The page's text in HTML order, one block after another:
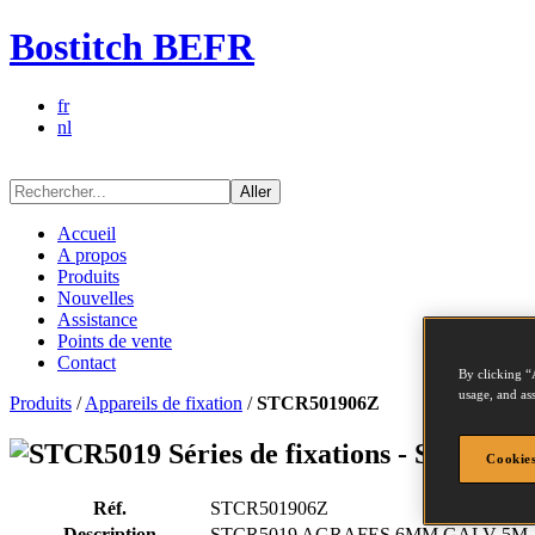
Bostitch BEFR
fr
nl
Aller
Accueil
A propos
Produits
Nouvelles
Assistance
Points de vente
Contact
Produits /Appareils de fixation /STCR501906Z
Séries de fixations -
Réf.
STCR501906Z
By clicking
usage, and